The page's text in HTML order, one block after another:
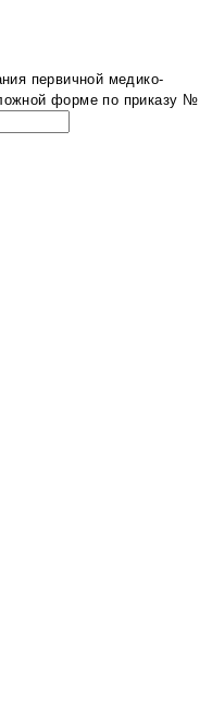
первичной медико-
форме по приказу №